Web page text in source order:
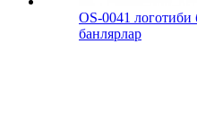
OS-0041 логотиби
банлярлар